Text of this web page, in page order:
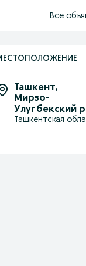
Все
Ташкент,
Мирзо-
Улугбекский
Ташкентская